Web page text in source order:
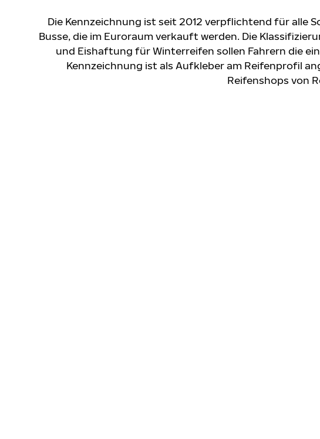
Die Kennzeichnung ist seit 2012 verpflichtend für alle
Busse, die im Euroraum verkauft werden. Die
und Eishaftung für Winterreifen sollen Fahrern die
Kennzeichnung ist als Aufkleber am Reifenprofil
Reifenshops von